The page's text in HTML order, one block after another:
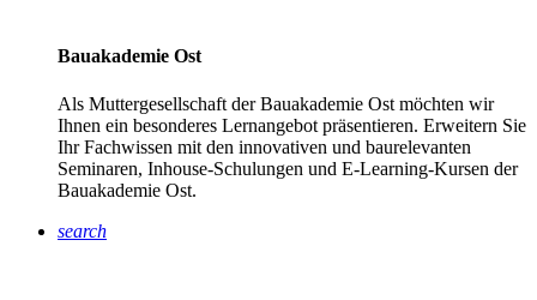
Bauakademie Ost
Als Muttergesellschaft der Bauakademie Ost möchten wir
Ihnen ein besonderes Lernangebot präsentieren. Erweitern Sie
Ihr Fachwissen mit den innovativen und baurelevanten
Seminaren, Inhouse-Schulungen und E-Learning-Kursen der
Bauakademie Ost.
search